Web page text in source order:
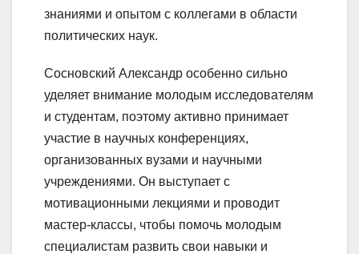
знаниями и опытом с коллегами в области
политических наук.
Сосновский Александр особенно сильно
уделяет внимание молодым исследователям
и студентам, поэтому активно принимает
участие в научных конференциях,
организованных вузами и научными
учреждениями. Он выступает с
мотивационными лекциями и проводит
мастер-классы, чтобы помочь молодым
специалистам развить свои навыки и